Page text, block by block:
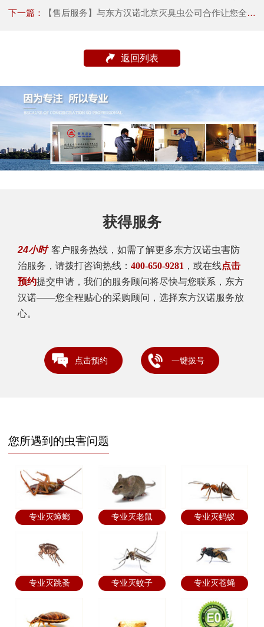
下一篇：
【售后服务】与东方汉诺北京灭臭虫公司合作让您全程无忧
返回列表
获得服务
24小时 客户服务热线，如需了解更多东方汉诺虫害防
治服务，请拨打咨询热线： 400-650-9281 ，或在线点击
预约提交申请，我们的服务顾问将尽快与您联系，东方
汉诺——您全程贴心的采购顾问，选择东方汉诺服务放
心。
点击预约 一键拨号
您所遇到的虫害问题
专业灭蟑螂 专业灭老鼠 专业灭蚂蚁
专业灭跳蚤 专业灭蚊子 专业灭苍蝇